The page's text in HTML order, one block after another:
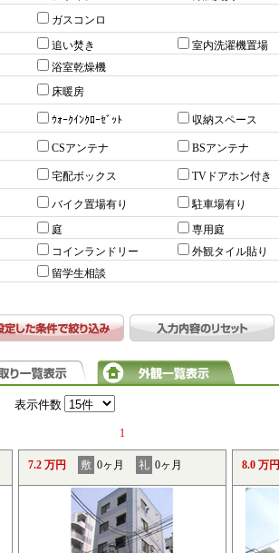
ガスコンロ
追い焚き 室内洗濯機置場
浴室乾燥機
床暖房
ｳｫｰｸｲﾝｸﾛｰｾﾞｯﾄ 収納スペース
CSアンテナ BSアンテナ
宅配ボックス TVドアホン付き
バイク置場有り 駐車場有り
庭 専用庭
コインランドリー 外観タイル貼り
留学生相談
表示件数
1
7.2 万円 敷 0ヶ月 礼 0ヶ月 8.0 万円